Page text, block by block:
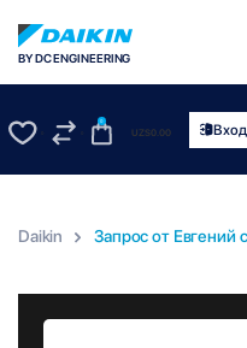
BY DC ENGINEERING
0
UZS0.00 Вход
Daikin Запрос от